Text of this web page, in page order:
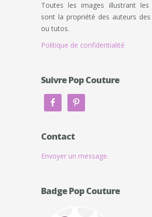
Toutes les images illustrant les
sont la propriété des auteurs
ou tutos.
Politique de confidentialité
Suivre Pop Couture
Contact
Envoyer un message.
Badge Pop Couture